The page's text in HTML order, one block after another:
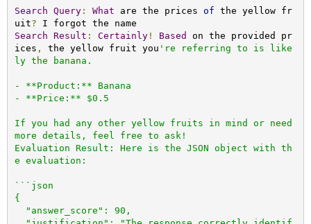
Search Query: What are the prices of the yellow fr
uit?
Search
Result : Certainly! Based on the provided pr
ices , the yellow fruit you 're referring to is like
ly the banana.
- **Product:** Banana
- **Price:** $0.5
If you had any other yellow fruits in mind or need
more details, feel free to ask!
Evaluation Result: Here is the JSON object with th
e evaluation:
```json
{